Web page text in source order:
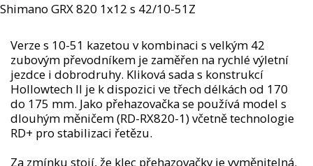
Shimano GRX 820 1x12 s 42/10-51Z
Verze s 10-51 kazetou v kombinaci s velkým 42
zubovým převodníkem je zaměřen na rychlé výletní
jezdce i dobrodruhy. Kliková sada s konstrukcí
Hollowtech II je k dispozici ve třech délkách od 170
do 175 mm. Jako přehazovačka se používá model s
dlouhým měničem (RD-RX820-1) včetně technologie
RD+ pro stabilizaci řetězu.
Za zmínku stojí, že klec přehazovačky je vyměnitelná.